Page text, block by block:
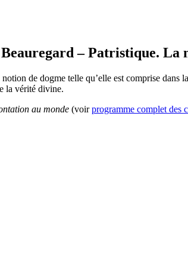
– Patristique. La
de dogme telle qu’elle est comprise dans
la vérité divine.
au monde (voirprogramme complet des